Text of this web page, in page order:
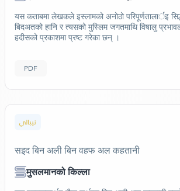
यस कताबमा लेखकले इस्लामको अनोठो परिपूर्णतालार्इ
बिदअतको हानि र त्यसको मुस्लिम जगतमाथि विषालु
हदीसको प्रकाशमा प्रष्ट गरेका छन् ।
PDF
نيبالي
सइद बिन अली बिन वहफ अल कहतानी
मुसलमानको किल्ला